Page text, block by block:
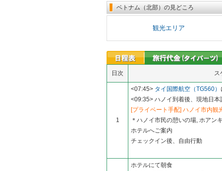
ベトナム（北部）の見どころ
観光エリア
日次 ス
1
<07:45> タイ国際航空（TG560）
<09:35> ハノイ到着後、現地日
[プライベート手配] ハノイ市内観
＊ハノイ市民の憩いの場, ホアン
ホテルへご案内
チェックイン後、自由行動
ホテルにて朝食